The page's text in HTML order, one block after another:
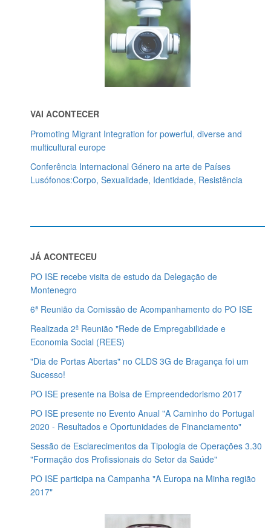
VAI ACONTECER
Promoting Migrant Integration for powerful, diverse and
multicultural europe
Conferência Internacional Género na arte de Países
Lusófonos:Corpo, Sexualidade, Identidade, Resistência
JÁ ACONTECEU
PO ISE recebe visita de estudo da Delegação de
Montenegro
6ª Reunião da Comissão de Acompanhamento do PO ISE
Realizada 2ª Reunião "Rede de Empregabilidade e
Economia Social (REES)
"Dia de Portas Abertas" no CLDS 3G de Bragança foi um
Sucesso!
PO ISE presente na Bolsa de Empreendedorismo 2017
PO ISE presente no Evento Anual "A Caminho do Portugal
2020 - Resultados e Oportunidades de Financiamento"
Sessão de Esclarecimentos da Tipologia de Operações 3.30
"Formação dos Profissionais do Setor da Saúde"
PO ISE participa na Campanha "A Europa na Minha região
2017"